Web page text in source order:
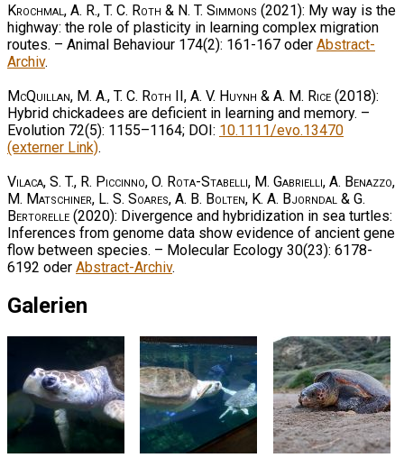
Krochmal, A. R., T. C. Roth & N. T. Simmons (2021): My way is the
highway: the role of plasticity in learning complex migration
routes. – Animal Behaviour 174(2): 161-167 oder Abstract-
Archiv.
McQuillan, M. A., T. C. Roth II, A. V. Huynh & A. M. Rice (2018):
Hybrid chickadees are deficient in learning and memory. –
Evolution 72(5): 1155–1164; DOI: 10.1111/evo.13470
(externer Link).
Vilaca, S. T., R. Piccinno, O. Rota-Stabelli, M. Gabrielli, A. Benazzo,
M. Matschiner, L. S. Soares, A. B. Bolten, K. A. Bjorndal & G.
Bertorelle (2020): Divergence and hybridization in sea turtles:
Inferences from genome data show evidence of ancient gene
flow between species. – Molecular Ecology 30(23): 6178-
6192 oder Abstract-Archiv.
Galerien